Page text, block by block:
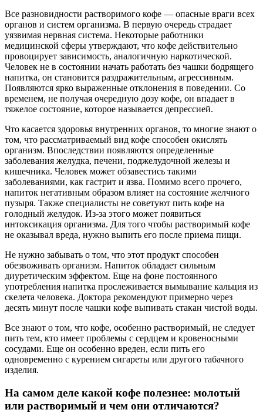
Все разновидности растворимого кофе — опасные враги всех
органов и систем организма. В первую очередь страдает
уязвимая нервная система. Некоторые работники
медицинской сферы утверждают, что кофе действительно
провоцирует зависимость, аналогичную наркотической.
Человек не в состоянии начать работать без чашки бодрящего
напитка, он становится раздражительным, агрессивным.
Появляются ярко выраженные отклонения в поведении. Со
временем, не получая очередную дозу кофе, он впадает в
тяжелое состояние, которое называется депрессией.
Что касается здоровья внутренних органов, то многие знают о
том, что рассматриваемый вид кофе способен окислять
организм. Впоследствии появляются определенные
заболевания желудка, печени, поджелудочной железы и
кишечника. Человек может обзавестись такими
заболеваниями, как гастрит и язва. Помимо всего прочего,
напиток негативным образом влияет на состояние желчного
пузыря. Также специалисты не советуют пить кофе на
голодный желудок. Из-за этого может появиться
интоксикация организма. Для того чтобы растворимый кофе
не оказывал вреда, нужно выпить его после приема пищи.
Не нужно забывать о том, что этот продукт способен
обезвоживать организм. Напиток обладает сильным
диуретическим эффектом. Еще на фоне постоянного
употребления напитка прослеживается вымывание кальция из
скелета человека. Доктора рекомендуют примерно через
десять минут после чашки кофе выпивать стакан чистой воды.
Все знают о том, что кофе, особенно растворимый, не следует
пить тем, кто имеет проблемы с сердцем и кровеносными
сосудами. Еще он особенно вреден, если пить его
одновременно с курением сигареты или другого табачного
изделия.
На самом деле какой кофе полезнее: молотый
или растворимый и чем они отличаются?